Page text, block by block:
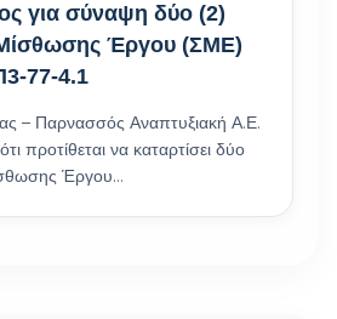
για σύναψη δύο (2)
Έργου (ΣΜΕ)
77-4.1
– Παρνασσός Αναπτυξιακή Α.Ε.
προτίθεται να καταρτίσει δύο
Έργου…